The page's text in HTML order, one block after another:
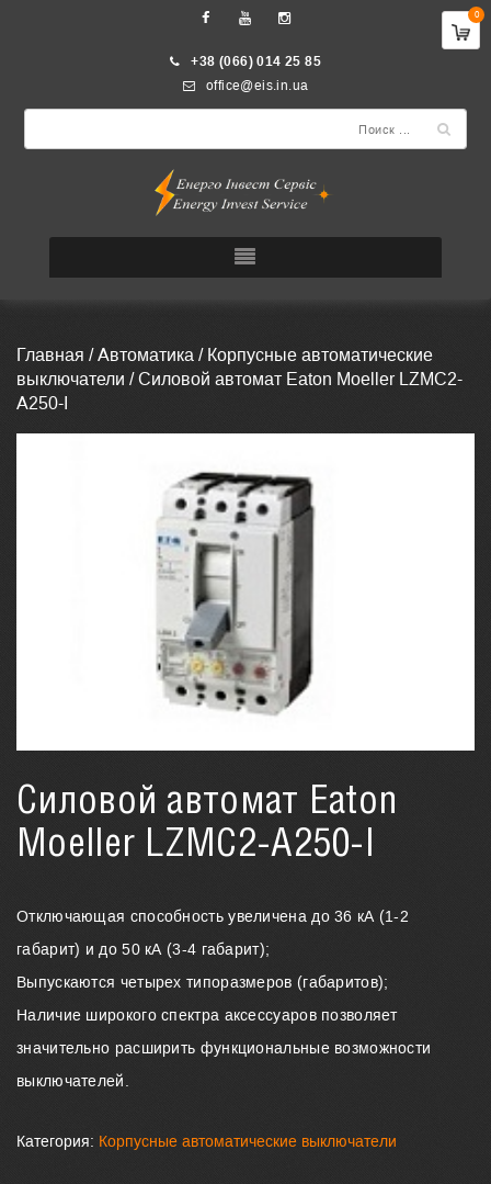
+38 (066) 014 25 85
office@eis.in.ua
0
Главная /Автоматика / Корпусные автоматические
выключатели / Силовой автомат Eaton Moeller LZMC2-
A250-I
Силовой автомат Eaton
Moeller LZMC2-A250-I
Отключающая способность увеличена до 36 кА (1-2
габарит) и до 50 кА (3-4 габарит);
Выпускаются четырех типоразмеров (габаритов);
Наличие широкого спектра аксессуаров позволяет
значительно расширить функциональные возможности
выключателей.
Категория: Корпусные автоматические выключатели